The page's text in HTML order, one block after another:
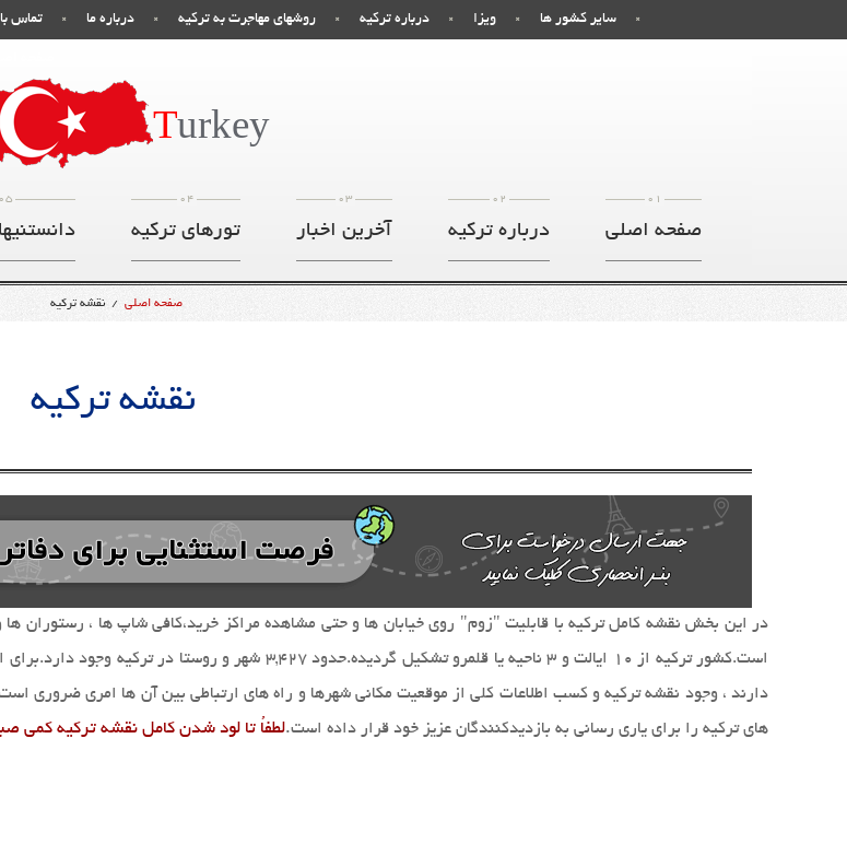
تماس با درباره ما روشهای مهاجرت به ترکیه درباره ترکیه ویزا سایر کشور ها
Turkey
05 04
تورهای ترکیه
03
آخرین اخبار
02
درباره ترکیه
01
صفحه اصلی
صفحه اصلی /نقشه ترکیه
نقشه ترکیه
های ترکیه را برای یاری رسانی به بازدیدکنندگان عزیز خود قرار داده است.لطفاُ تا لود شدن کامل نقشه ترکیه کمی